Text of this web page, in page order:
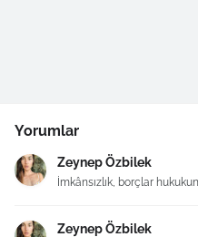
Yorumlar
Zeynep Özbilek
İmkânsızlık, borçlar
Zeynep Özbilek